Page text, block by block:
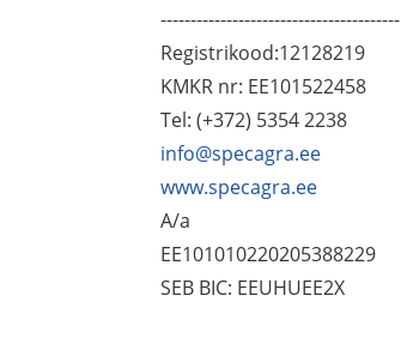
----------------------------------------
Registrikood:12128219
KMKR nr: EE101522458
Tel: (+372) 5354 2238
info@specagra.ee
www.specagra.ee
A/a
EE101010220205388229
SEB BIC: EEUHUEE2X